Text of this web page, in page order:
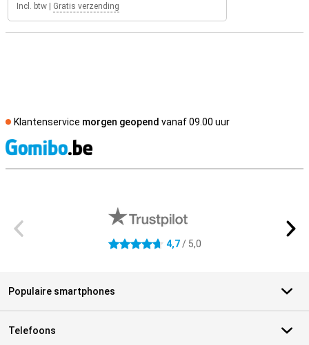
Incl. btw Gratis verzending
Klantenservice morgen geopend vanaf 09.00 uur
4.7 sterren 4,7/ 5,0
Populaire smartphones
Telefoons